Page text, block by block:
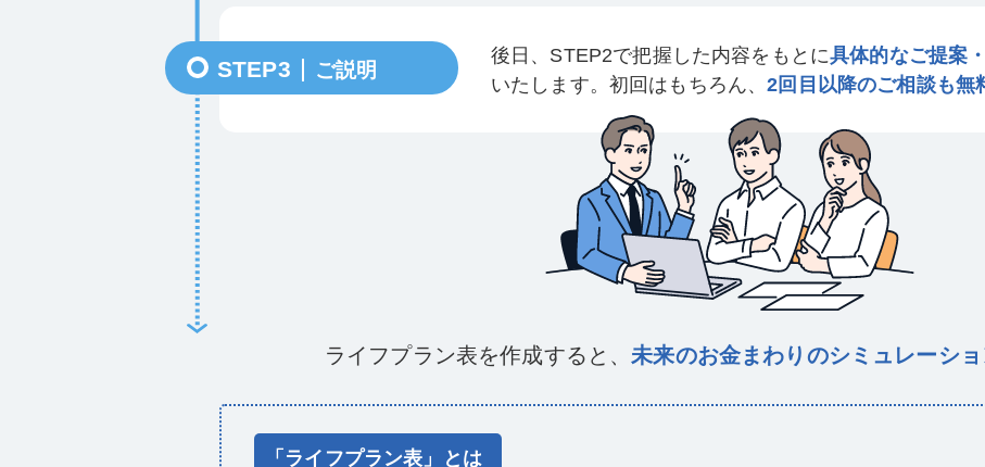
STEP3 ご説明
後日、STEP2で把握した内容をもとに具体的なご提案
いたします。初回はもちろん、2回目以降のご相談も無
ライフプラン表を作成すると、 未来のお金まわりのシミュレーショ
「ライフプラン表」とは